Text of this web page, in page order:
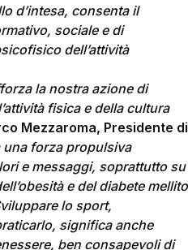
d’intesa, consenta il
sociale e di
dell’attività
la nostra azione di
fisica e della cultura
Mezzaroma, Presidente di
una forza propulsiva
e messaggi, soprattutto su
e del diabete mellito
lo sport,
significa anche
ben consapevoli di